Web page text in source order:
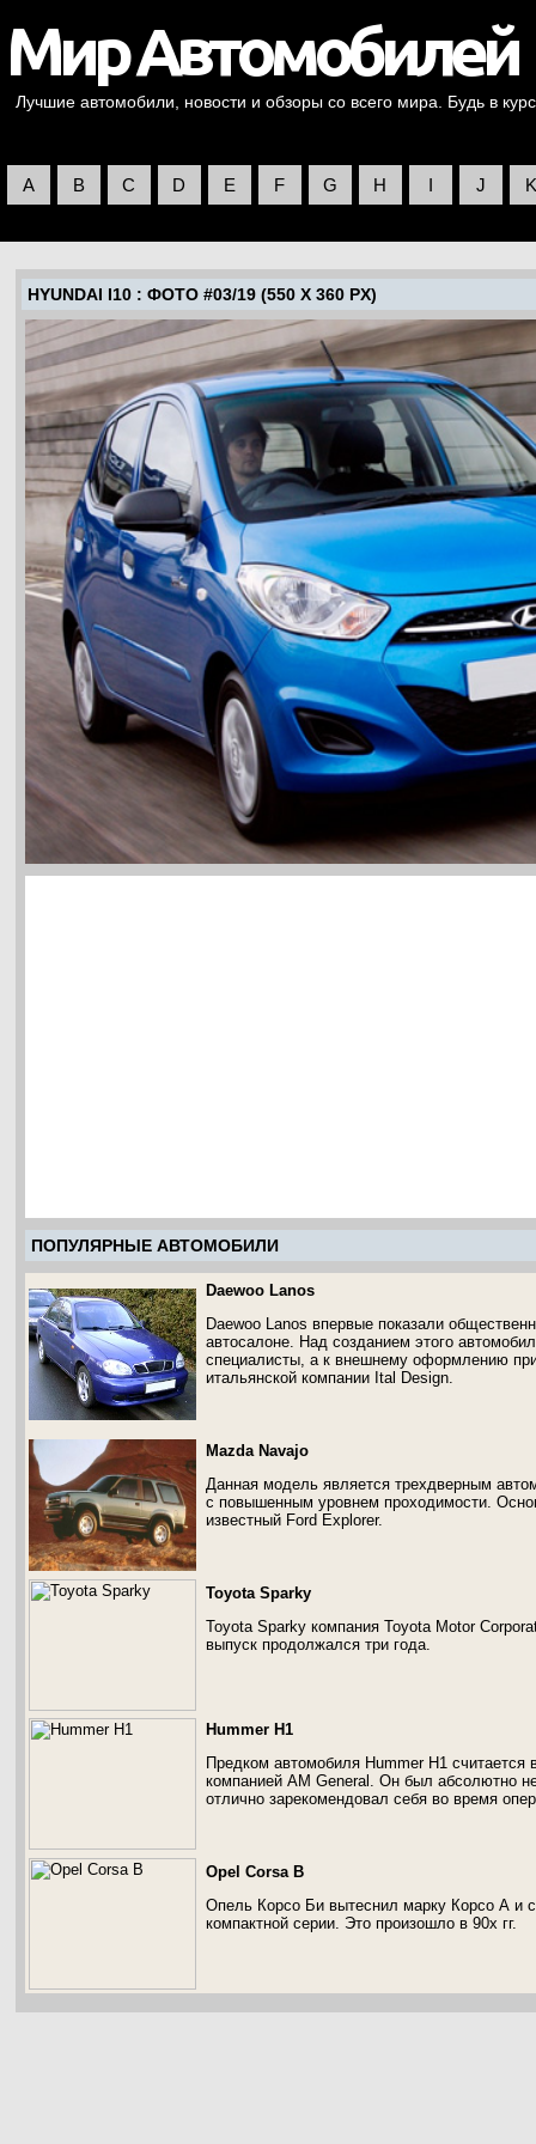
Лучшие автомобили, новости и обзоры со всего мира. Будь в
A B C D E F G H I J K
HYUNDAI I10 : ФОТО #03/19 (550 X 360 PX)
ПОПУЛЯРНЫЕ АВТОМОБИЛИ
Daewoo Lanos
Daewoo Lanos впервые показали
автосалоне. Над созданием этого
специалисты, а к внешнему оформлению
итальянской компании Ital Design.
Mazda Navajo
Данная модель является трехдверным
с повышенным уровнем проходимости.
известный Ford Explorer.
Toyota Sparky
Toyota Sparky компания Toyota Motor
выпуск продолжался три года.
Hummer H1
Предком автомобиля Hummer H1
компанией AM General. Он был абсолютно
отлично зарекомендовал себя во время
Opel Corsa B
Опель Корсо Би вытеснил марку Корсо А
компактной серии. Это произошло в 90х гг.